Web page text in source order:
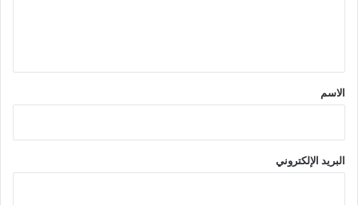
*
الاسم
البريد الإلكتروني